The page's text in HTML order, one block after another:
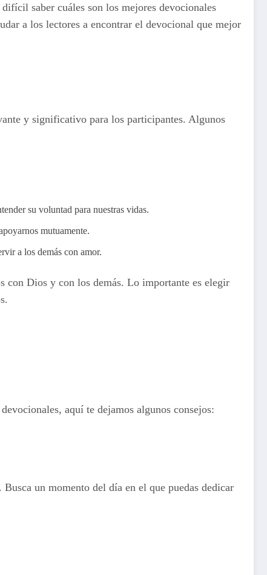
saber cuáles son los mejores devocionales
a los lectores a encontrar el devocional que mejor
y significativo para los participantes. Algunos
su voluntad para nuestras vidas.
mutuamente.
a los demás con amor.
con Dios y con los demás. Lo importante es elegir
aquí te dejamos algunos consejos:
un momento del día en el que puedas dedicar